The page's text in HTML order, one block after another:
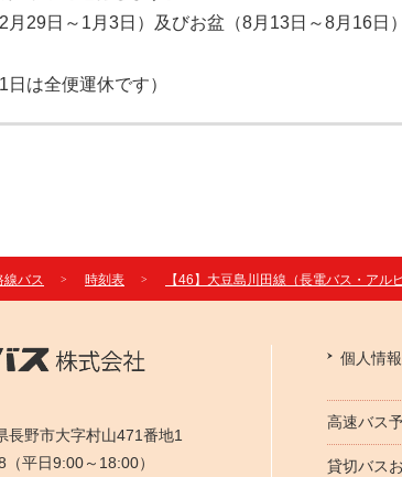
月29日～1月3日）及びお盆（8月13日～8月16日
日は全便運休です）
線バス 時刻表 【46】大豆島川田線（長電バス・アル
個人情
高速バス
貸切バス
長野市大字村山471番地1
平日9:00～18:00）